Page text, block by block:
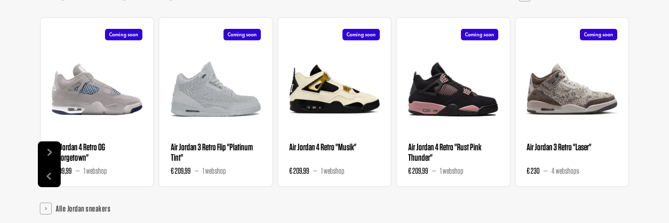
Coming soon
Air Jordan 4 Retro OG
"Georgetown"
€ 209,99 1 webshop
Coming soon
Air Jordan 3 Retro Flip "Platinum
Tint"
€ 209,99 1 webshop
Coming soon
Air Jordan 4 Retro "Musik"
€ 209,99 1 webshop
Coming soon
Air Jordan 4 Retro "Rust Pink
Thunder"
€ 209,99 1 webshop
Coming soon
Air Jordan 3 Retro "Laser"
€ 230 4 webshops
Alle Jordan sneakers